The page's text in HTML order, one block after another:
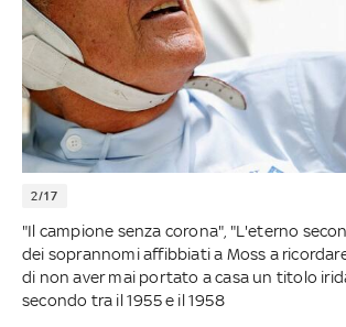
2/17
"Il campione senza corona", "L'eterno
dei soprannomi affibbiati a Moss a
di non aver mai portato a casa un titolo
secondo tra il 1955 e il 1958